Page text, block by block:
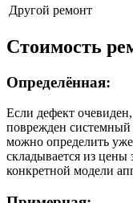
Другой ремонт
Стоимость
Определённая:
Если дефект
поврежден системный
можно определить
складывается из цены
конкретной модели